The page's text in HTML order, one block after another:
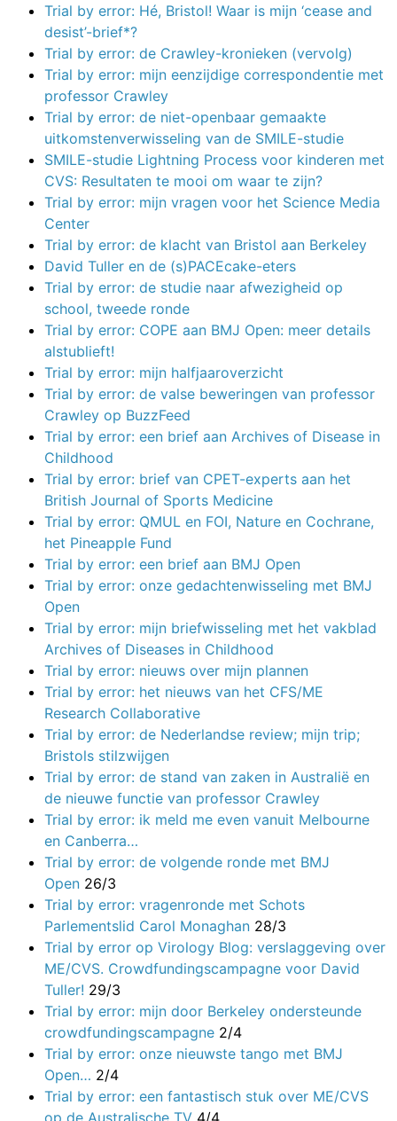
Trial by error: Hé, Bristol! Waar is mijn ‘cease and
desist’-brief*?
Trial by error: de Crawley-kronieken (vervolg)
Trial by error: mijn eenzijdige correspondentie met
professor Crawley
Trial by error: de niet-openbaar gemaakte
uitkomstenverwisseling van de SMILE-studie
SMILE-studie Lightning Process voor kinderen met
CVS: Resultaten te mooi om waar te zijn?
Trial by error: mijn vragen voor het Science Media
Center
Trial by error: de klacht van Bristol aan Berkeley
David Tuller en de (s)PACEcake-eters
Trial by error: de studie naar afwezigheid op
school, tweede ronde
Trial by error: COPE aan BMJ Open: meer details
alstublieft!
Trial by error: mijn halfjaaroverzicht
Trial by error: de valse beweringen van professor
Crawley op BuzzFeed
Trial by error: een brief aan Archives of Disease in
Childhood
Trial by error: brief van CPET-experts aan het
British Journal of Sports Medicine
Trial by error: QMUL en FOI, Nature en Cochrane,
het Pineapple Fund
Trial by error: een brief aan BMJ Open
Trial by error: onze gedachtenwisseling met BMJ
Open
Trial by error: mijn briefwisseling met het vakblad
Archives of Diseases in Childhood
Trial by error: nieuws over mijn plannen
Trial by error: het nieuws van het CFS/ME
Research Collaborative
Trial by error: de Nederlandse review; mijn trip;
Bristols stilzwijgen
Trial by error: de stand van zaken in Australië en
de nieuwe functie van professor Crawley
Trial by error: ik meld me even vanuit Melbourne
en Canberra…
Trial by error: de volgende ronde met BMJ
Open 26/3
Trial by error: vragenronde met Schots
Parlementslid Carol Monaghan 28/3
Trial by error op Virology Blog: verslaggeving over
ME/CVS. Crowdfundingscampagne voor David
Tuller! 29/3
Trial by error: mijn door Berkeley ondersteunde
crowdfundingscampagne 2/4
Trial by error: onze nieuwste tango met BMJ
Open… 2/4
Trial by error: een fantastisch stuk over ME/CVS
op de Australische TV 4/4